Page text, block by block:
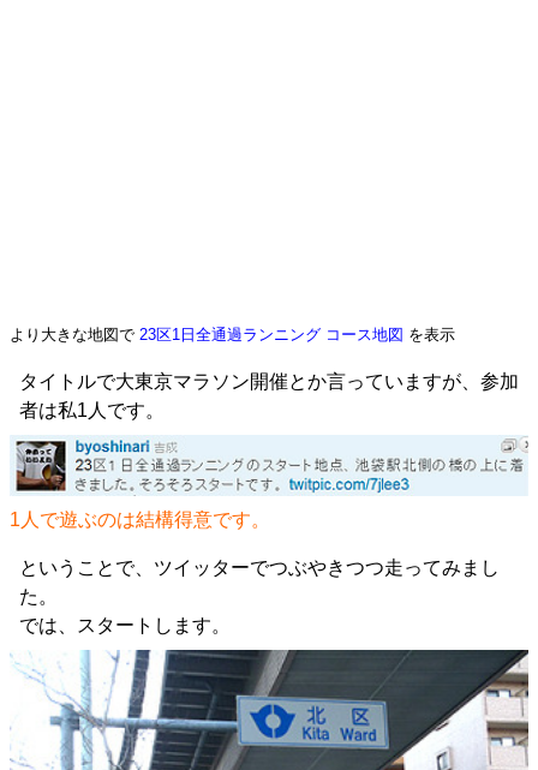
より大きな地図で 23区1日全通過ランニング コース地図 を表示
タイトルで大東京マラソン開催とか言っていますが、参加
者は私1人です。
1人で遊ぶのは結構得意です。
ということで、ツイッターでつぶやきつつ走ってみまし
た。
では、スタートします。